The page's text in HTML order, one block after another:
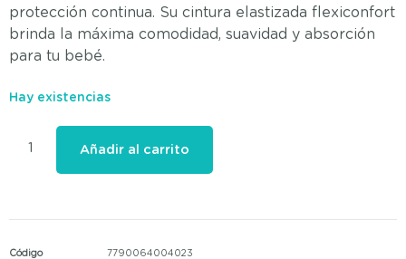
protección continua. Su cintura elastizada flexiconfort
brinda la máxima comodidad, suavidad y absorción
para tu bebé.
Hay existencias
Añadir al carrito
Código 7790064004023